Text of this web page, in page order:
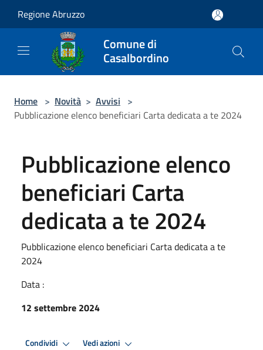
Regione Abruzzo
Comune di
Casalbordino
Home > Novità > Avvisi >
Pubblicazione elenco beneficiari Carta dedicata a te 2024
Pubblicazione elenco
beneficiari Carta
dedicata a te 2024
Pubblicazione elenco beneficiari Carta dedicata a te
2024
Data :
12 settembre 2024
Condividi Vedi azioni